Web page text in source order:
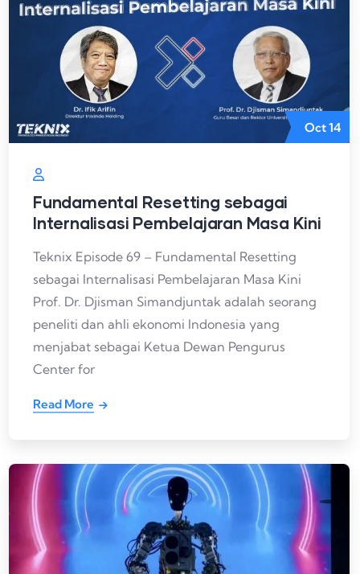
Oct14
Fundamental Resetting sebagai
Internalisasi Pembelajaran Masa Kini
Teknix Episode 69 – Fundamental Resetting
sebagai Internalisasi Pembelajaran Masa Kini
Prof. Dr. Djisman Simandjuntak adalah seorang
peneliti dan ahli ekonomi Indonesia yang
menjabat sebagai Ketua Dewan Pengurus
Center for
Read More